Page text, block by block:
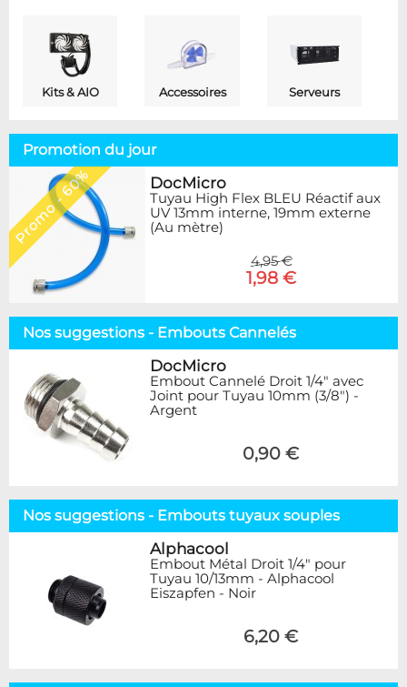
Kits & AIO Accessoires Serveurs
Promotion du jour
Promo - 60% DocMicro
Tuyau High Flex BLEU Réactif aux
UV 13mm interne, 19mm externe
(Au mètre)
4,95 €
1,98 €
Nos suggestions - Embouts Cannelés
DocMicro
Embout Cannelé Droit 1/4" avec
Joint pour Tuyau 10mm (3/8") -
Argent
0,90 €
Nos suggestions - Embouts tuyaux souples
Alphacool
Embout Métal Droit 1/4" pour
Tuyau 10/13mm - Alphacool
Eiszapfen - Noir
6,20 €